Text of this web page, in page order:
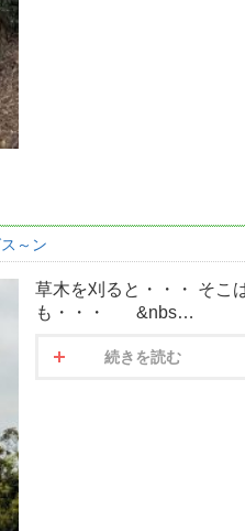
～ン
草木を刈ると・・・ そこ
も・・・ &nbs…
続きを読む